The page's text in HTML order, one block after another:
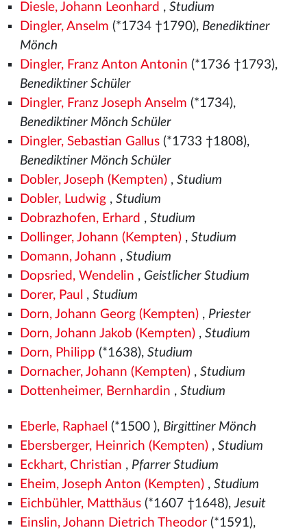
Diesle, Johann Leonhard , Studium
Dingler, Anselm (*1734 †1790), Benediktiner
Mönch
Dingler, Franz Anton Antonin (*1736 †1793),
Benediktiner Schüler
Dingler, Franz Joseph Anselm (*1734),
Benediktiner Mönch Schüler
Dingler, Sebastian Gallus(*1733 †1808),
Benediktiner Mönch Schüler
Dobler, Joseph (Kempten), Studium
Dobler, Ludwig, Studium
Dobrazhofen, Erhard , Studium
Dollinger, Johann (Kempten), Studium
Domann, Johann , Studium
Dopsried, Wendelin , Geistlicher Studium
Dorer, Paul , Studium
Dorn, Johann Georg (Kempten), Priester
Dorn, Johann Jakob (Kempten), Studium
Dorn, Philipp (*1638), Studium
Dornacher, Johann (Kempten), Studium
Dottenheimer, Bernhardin , Studium
Eberle, Raphael (*1500 ), Birgittiner Mönch
Ebersberger, Heinrich (Kempten), Studium
Eckhart, Christian , Pfarrer Studium
Eheim, Joseph Anton (Kempten), Studium
Eichbühler, Matthäus(*1607 †1648),Jesuit
Einslin, Johann Dietrich Theodor(*1591),